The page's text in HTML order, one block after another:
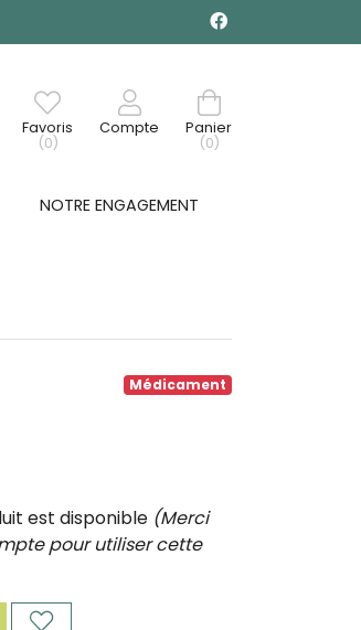
Favoris
(0)
Compte
Panier
(0)
NOTRE ENGAGEMENT
Médicament
est disponible (Merci
pour utiliser cette